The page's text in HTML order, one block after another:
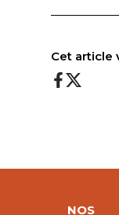
Cet article
NOS